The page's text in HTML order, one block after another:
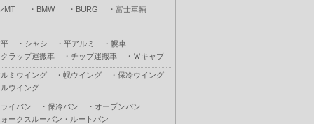
MT
・ BMW ・ BURG ・ 富士車輌
・ シャシ ・ 平アルミ ・ 幌車
ラップ運搬車
・ チップ運搬車 ・ Ｗキャブ
ミウイング ・ 幌ウイング ・ 保冷ウイング
ウイング
イバン ・ 保冷バン ・ オープンバン
ークスルーバン・ルートバン